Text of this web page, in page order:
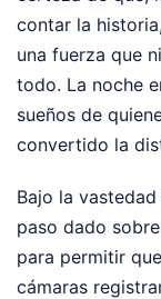
contar la
una fuerza que
todo. La noche
sueños de
convertido la
Bajo la
paso dado
para permitir
cámaras